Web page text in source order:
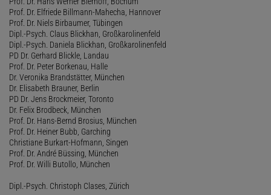
Prof. Dr. Elfriede Billmann-Mahecha, Hannover
Prof. Dr. Niels Birbaumer, Tübingen
Dipl.-Psych. Claus Blickhan, Großkarolinenfeld
Dipl.-Psych. Daniela Blickhan, Großkarolinenfeld
PD Dr. Gerhard Blickle, Landau
Prof. Dr. Peter Borkenau, Halle
Dr. Veronika Brandstätter, München
Dr. Elisabeth Brauner, Berlin
PD Dr. Jens Brockmeier, Toronto
Dr. Felix Brodbeck, München
Prof. Dr. Hans-Bernd Brosius, München
Prof. Dr. Heiner Bubb, Garching
Christiane Burkart-Hofmann, Singen
Prof. Dr. André Büssing, München
Prof. Dr. Willi Butollo, München
Dipl.-Psych. Christoph Clases, Zürich